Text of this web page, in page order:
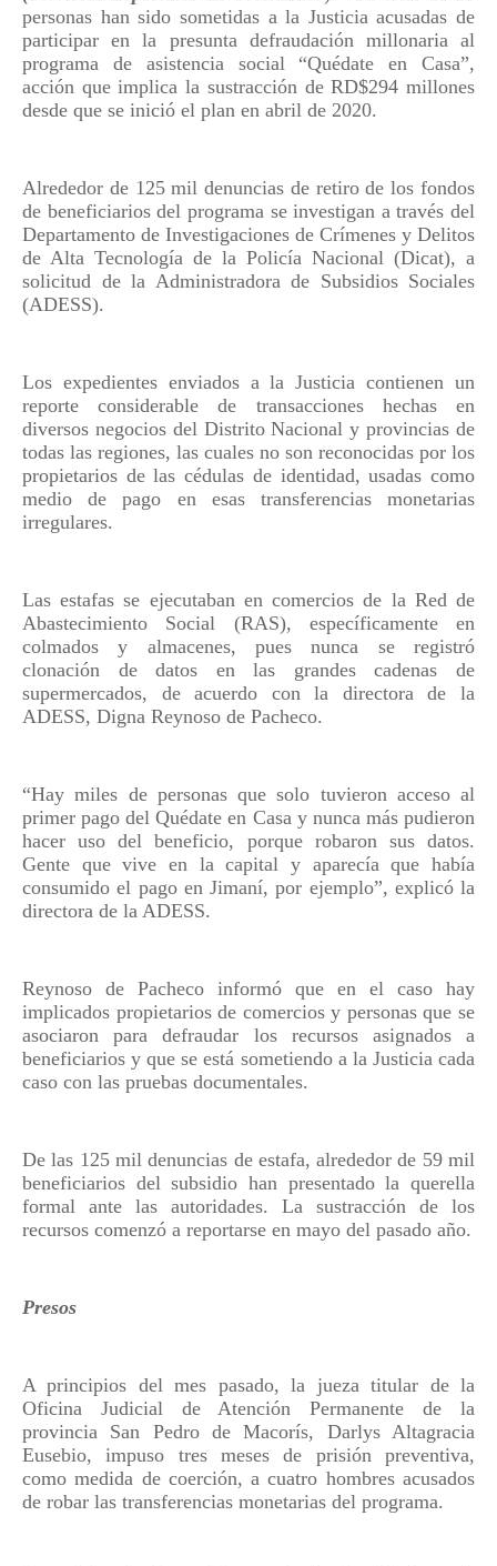
personas han sido sometidas a la Justicia acusadas de
participar en la presunta defraudación millonaria al
programa de asistencia social “Quédate en Casa”,
acción que implica la sustracción de RD$294 millones
desde que se inició el plan en abril de 2020.
Alrededor de 125 mil denuncias de retiro de los fondos
de beneficiarios del programa se investigan a través del
Departamento de Investigaciones de Crímenes y Delitos
de Alta Tecnología de la Policía Nacional (Dicat), a
solicitud de la Administradora de Subsidios Sociales
(ADESS).
Los expedientes enviados a la Justicia contienen un
reporte considerable de transacciones hechas en
diversos negocios del Distrito Nacional y provincias de
todas las regiones, las cuales no son reconocidas por los
propietarios de las cédulas de identidad, usadas como
medio de pago en esas transferencias monetarias
irregulares.
Las estafas se ejecutaban en comercios de la Red de
Abastecimiento Social (RAS), específicamente en
colmados y almacenes, pues nunca se registró
clonación de datos en las grandes cadenas de
supermercados, de acuerdo con la directora de la
ADESS, Digna Reynoso de Pacheco.
“Hay miles de personas que solo tuvieron acceso al
primer pago del Quédate en Casa y nunca más pudieron
hacer uso del beneficio, porque robaron sus datos.
Gente que vive en la capital y aparecía que había
consumido el pago en Jimaní, por ejemplo”, explicó la
directora de la ADESS.
Reynoso de Pacheco informó que en el caso hay
implicados propietarios de comercios y personas que se
asociaron para defraudar los recursos asignados a
beneficiarios y que se está sometiendo a la Justicia cada
caso con las pruebas documentales.
De las 125 mil denuncias de estafa, alrededor de 59 mil
beneficiarios del subsidio han presentado la querella
formal ante las autoridades. La sustracción de los
recursos comenzó a reportarse en mayo del pasado año.
Presos
A principios del mes pasado, la jueza titular de la
Oficina Judicial de Atención Permanente de la
provincia San Pedro de Macorís, Darlys Altagracia
Eusebio, impuso tres meses de prisión preventiva,
como medida de coerción, a cuatro hombres acusados
de robar las transferencias monetarias del programa.